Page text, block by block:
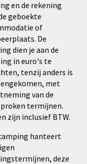
en de rekening
geboekte
of
De
dien je aan de
in euro's te
tenzij anders is
met
van de
termijnen.
zijn inclusief BTW.
hanteert
deze